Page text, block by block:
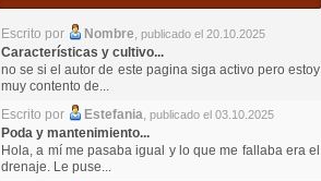
Escrito por Nombre, publicado el 20.10.2025
Características y cultivo...
no se si el autor de este pagina siga activo pero estoy
muy contento de...
Escrito por
Estefania, publicado el 03.10.2025
Poda y mantenimiento...
Hola, a mí me pasaba igual y lo que me fallaba era el
drenaje. Le puse...